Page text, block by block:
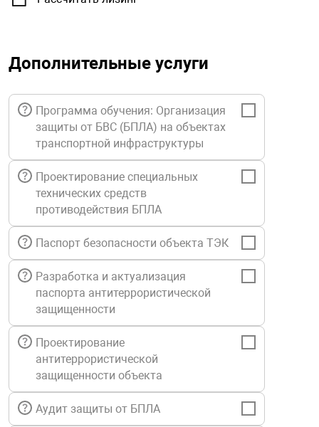
Термокожухи
Термошкафы
оборудование
оборудование
Фасовочные
оборудование
решения
Шлюзовые
Электронные
Огнетушители
Рукава
приборы
Средства
Средства
Узлы
Оповещатели
Посты
Табло
Система
Дополнительные услуги
Программа обучения: Организация
защиты от БВС (БПЛА) на объектах
транспортной инфраструктуры
Проектирование специальных
технических средств
противодействия БПЛА
Паспорт безопасности объекта ТЭК
Разработка и актуализация
паспорта антитеррористической
защищенности
Проектирование
антитеррористической
защищенности объекта
Аудит защиты от БПЛА